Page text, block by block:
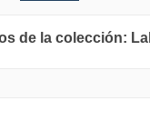
de la colección: